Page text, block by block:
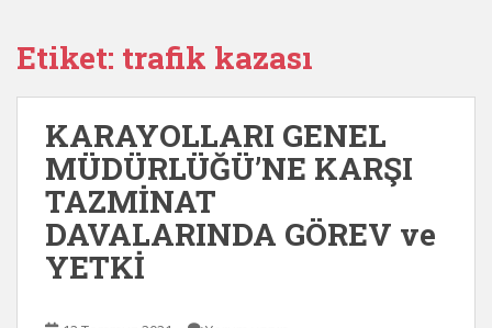
Etiket: trafik kazası
KARAYOLLARI GENEL
MÜDÜRLÜĞÜ’NE KARŞI
TAZMİNAT
DAVALARINDA GÖREV ve
YETKİ